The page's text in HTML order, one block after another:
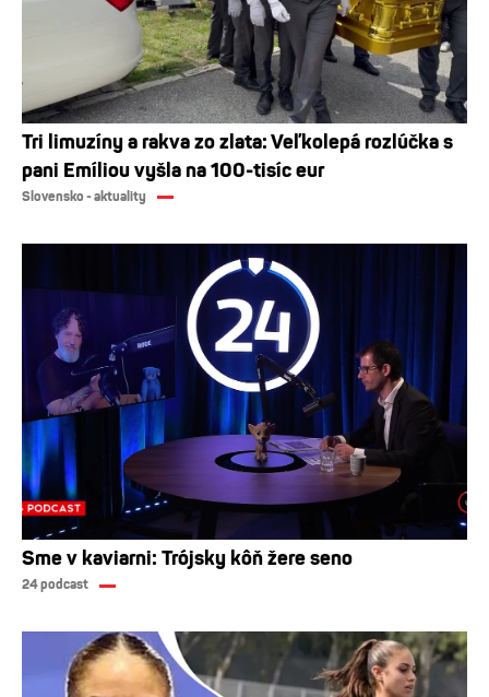
Tri limuzíny a rakva zo zlata: Veľkolepá rozlúčka s
pani Emíliou vyšla na 100-tisíc eur
Slovensko - aktuality
Sme v kaviarni: Trójsky kôň žere seno
24 podcast